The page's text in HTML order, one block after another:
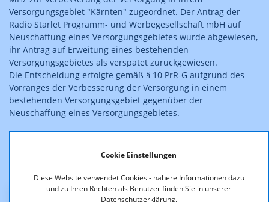
Cookie Einstellungen
Diese Website verwendet Cookies - nähere Informationen dazu
und zu Ihren Rechten als Benutzer finden Sie in unserer
Datenschutzerklärung.
Versorgungsgebiet "Kärnten" zugeordnet. Der Antrag der
Radio Starlet Programm- und Werbegesellschaft mbH auf
Neuschaffung eines Versorgungsgebietes wurde abgewiesen,
ihr Antrag auf Erweitung eines bestehenden
Versorgungsgebietes als verspätet zurückgewiesen.
Die Entscheidung erfolgte gemäß § 10 PrR-G aufgrund des
Vorranges der Verbesserung der Versorgung in einem
bestehenden Versorgungsgebiet gegenüber der
Neuschaffung eines Versorgungsgebietes.